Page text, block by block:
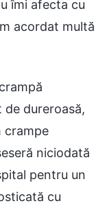
îmi afecta cu
acordat multă
dureroasă,
crampe
niciodată
pentru un
cu